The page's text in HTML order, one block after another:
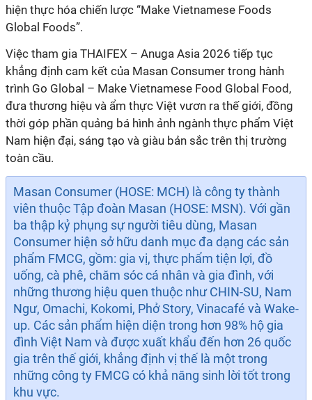
hiện thực hóa chiến lược “Make Vietnamese Foods
Global Foods”.
Việc tham gia THAIFEX – Anuga Asia 2026 tiếp tục
khẳng định cam kết của Masan Consumer trong hành
trình Go Global – Make Vietnamese Food Global Food,
đưa thương hiệu và ẩm thực Việt vươn ra thế giới, đồng
thời góp phần quảng bá hình ảnh ngành thực phẩm Việt
Nam hiện đại, sáng tạo và giàu bản sắc trên thị trường
toàn cầu.
Masan Consumer (HOSE: MCH) là công ty thành
viên thuộc Tập đoàn Masan (HOSE: MSN). Với gần
ba thập kỷ phụng sự người tiêu dùng, Masan
Consumer hiện sở hữu danh mục đa dạng các sản
phẩm FMCG, gồm: gia vị, thực phẩm tiện lợi, đồ
uống, cà phê, chăm sóc cá nhân và gia đình, với
những thương hiệu quen thuộc như CHIN-SU, Nam
Ngư, Omachi, Kokomi, Phở Story, Vinacafé và Wake-
up. Các sản phẩm hiện diện trong hơn 98% hộ gia
đình Việt Nam và được xuất khẩu đến hơn 26 quốc
gia trên thế giới, khẳng định vị thế là một trong
những công ty FMCG có khả năng sinh lời tốt trong
khu vực.